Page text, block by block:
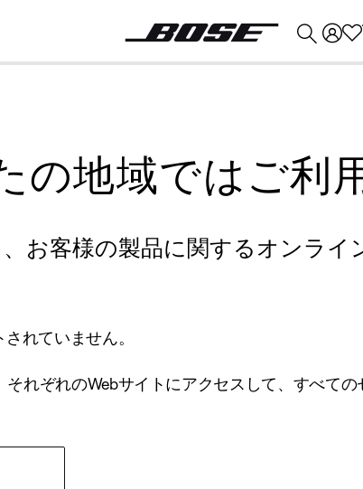
の地域ではご利
お客様の製品に関するオンライ
れていません。
れぞれのWebサイトにアクセスして、すべて